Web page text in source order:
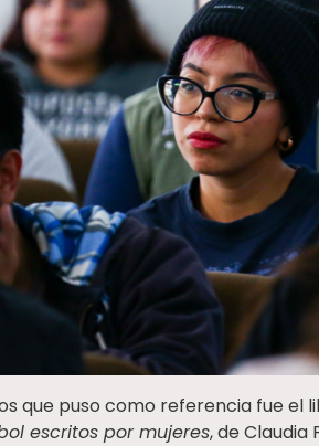
que puso como referencia fue el
escritos por mujeres, de Claudia